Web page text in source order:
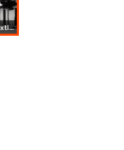
Escena Callejera Quimixtlan Puebla